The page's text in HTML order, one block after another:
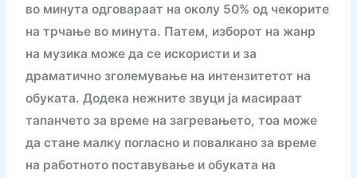
во минута одговараат на околу 50% од чекорите
на трчање во минута. Патем, изборот на жанр
на музика може да се искористи и за
драматично зголемување на интензитетот на
обуката. Додека нежните звуци ја масираат
тапанчето за време на загревањето, тоа може
да стане малку погласно и повалкано за време
на работното поставување и обуката на